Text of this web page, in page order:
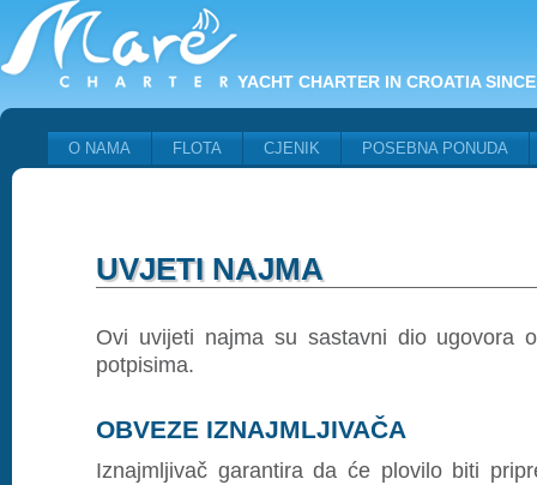
YACHT CHARTER IN CROATIA
O NAMA FLOTA CJENIK POSEBNA PONUDA
UVJETI NAJMA
Ovi uvijeti najma su sastavni dio ugovora
potpisima.
OBVEZE IZNAJMLJIVAČA
Iznajmljivač garantira da će plovilo biti